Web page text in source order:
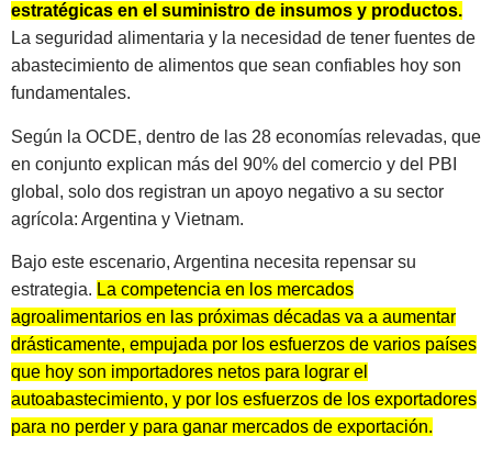
estratégicas en el suministro de insumos y productos.
La seguridad alimentaria y la necesidad de tener fuentes de
abastecimiento de alimentos que sean confiables hoy son
fundamentales.
Según la OCDE, dentro de las 28 economías relevadas, que
en conjunto explican más del 90% del comercio y del PBI
global, solo dos registran un apoyo negativo a su sector
agrícola: Argentina y Vietnam.
Bajo este escenario, Argentina necesita repensar su
estrategia. La competencia en los mercados
agroalimentarios en las próximas décadas va a aumentar
drásticamente, empujada por los esfuerzos de varios países
que hoy son importadores netos para lograr el
autoabastecimiento, y por los esfuerzos de los exportadores
para no perder y para ganar mercados de exportación.